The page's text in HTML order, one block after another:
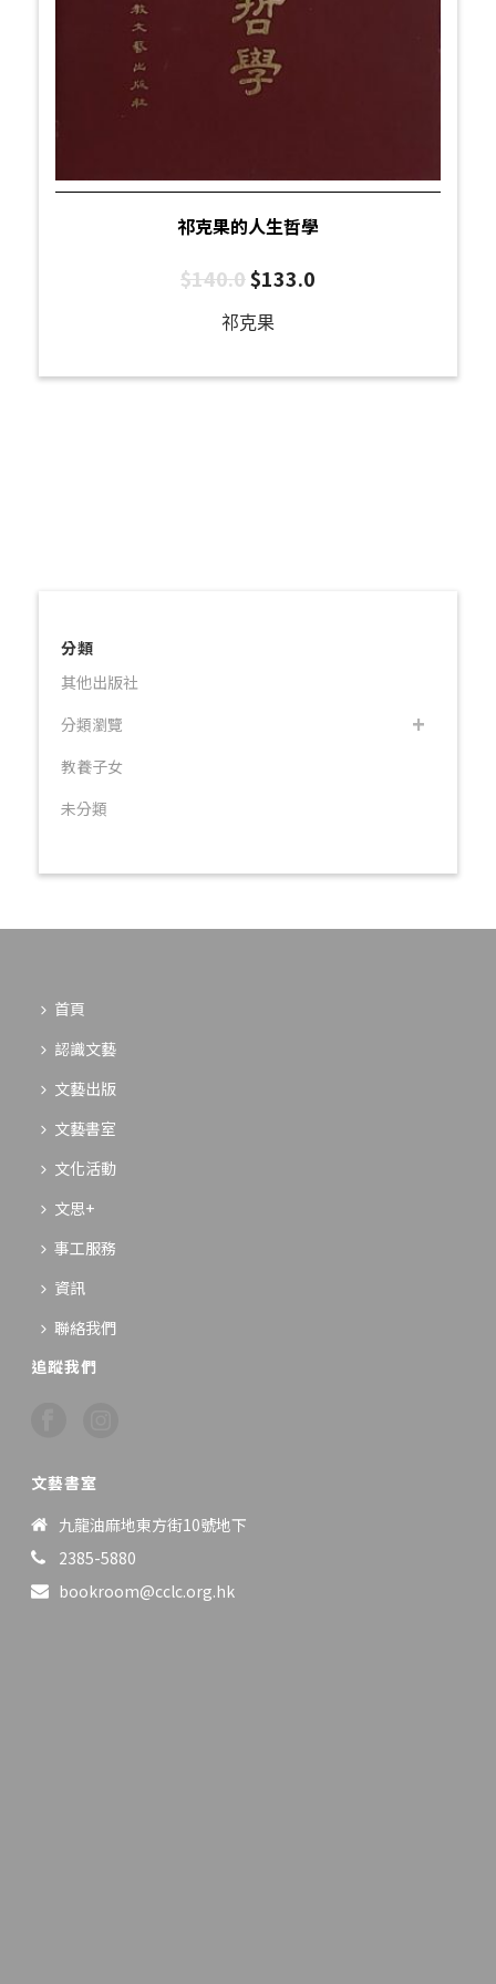
祁克果的人生哲學
$140.0$133.0
祁克果
分類
其他出版社
分類瀏覽
教養子女
未分類
首頁
認識文藝
文藝出版
文藝書室
文化活動
文思+
事工服務
資訊
聯絡我們
追蹤我們
文藝書室
九龍油麻地東方街10號地下
2385-5880
bookroom@cclc.org.hk